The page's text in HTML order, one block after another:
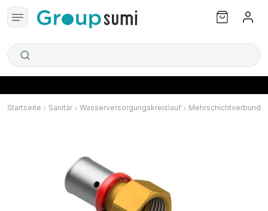
Startseite Sanitär Wasserversorgungskreislauf Mehrschichtverbund